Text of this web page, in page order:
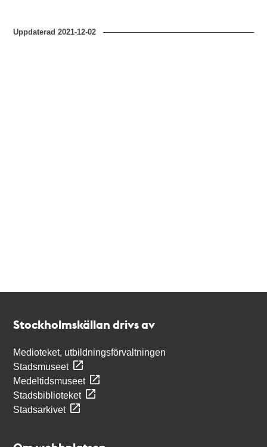
Uppdaterad2021-12-02
Stockholmskällan drivs av
Medioteket, utbildningsförvaltningen
Stadsmuseet
Medeltidsmuseet
Stadsbiblioteket
Stadsarkivet